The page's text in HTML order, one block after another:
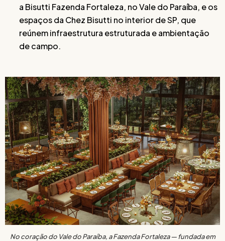
a Bisutti Fazenda Fortaleza, no Vale do Paraíba, e os
espaços da Chez Bisutti no interior de SP, que
reúnem infraestrutura estruturada e ambientação
de campo.
No coração do Vale do Paraíba, a Fazenda Fortaleza — fundada em